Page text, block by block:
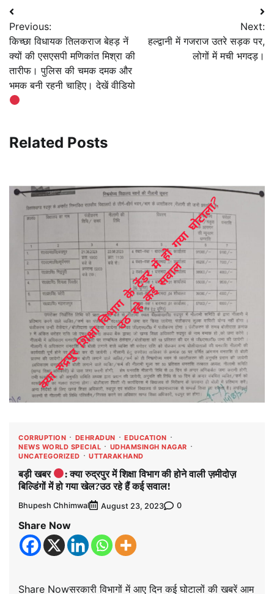
Post
navigation
Previous:
किच्छा विधायक तिलकराज बेहड़ नें
क्यों की एसएसपी मणिकांत मिश्रा की
तारीफ। पुलिस की चमक दमक और
भमक बनी रहनी चाहिए। देखें वीडियो
Next:
हल्द्वानी में गजराज उतरे सड़क पर,
लोगों में मची भगदड़।
Related Posts
CORRUPTION DEHRADUN
EDUCATION
NEWS WORLD SPECIAL
UDHAMSINGH NAGAR
UNCATEGORIZED
UTTARAKHAND
बड़ी खबर
: क्या रुद्रपुर में शिक्षा विभाग की होने वाली ज़मीदोज़
बिल्डिंगों में हो गया खेल?उठ रहे हैं कई सवाल!
Bhupesh Chhimwal August 23, 2023 0
Share Now
Share Nowसरकारी विभागों में आए दिन कई घोटालों की खबरें आम